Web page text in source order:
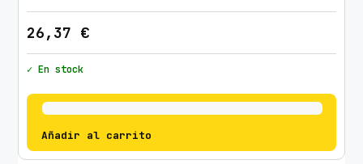
26,37 €
✓ En stock
Añadir al carrito